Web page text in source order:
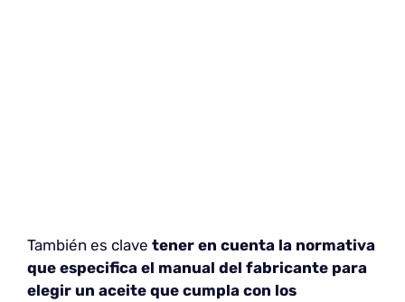
También es clave tener en cuenta la normativa
que especifica el manual del fabricante para
elegir un aceite que cumpla con los